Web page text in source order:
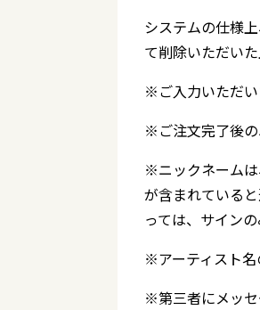
システムの仕様
て削除いただい
※ご入力いただい
※ご注文完了後の
※ニックネーム
が含まれている
っては、サイン
※アーティスト
※第三者にメッ